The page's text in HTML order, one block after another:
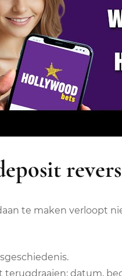
te maken verloopt
terugdraaien: datum,